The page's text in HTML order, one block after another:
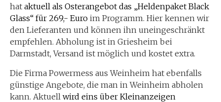
hat aktuell als Osterangebot das „Heldenpaket Black
Glass“ für 269,- Euro im Programm. Hier kennen wir
den Lieferanten und können ihn uneingeschränkt
empfehlen. Abholung ist in Griesheim bei
Darmstadt, Versand ist möglich und kostet extra.
Die Firma Powermess aus Weinheim hat ebenfalls
günstige Angebote, die man in Weinheim abholen
kann. Aktuell wird eins über Kleinanzeigen